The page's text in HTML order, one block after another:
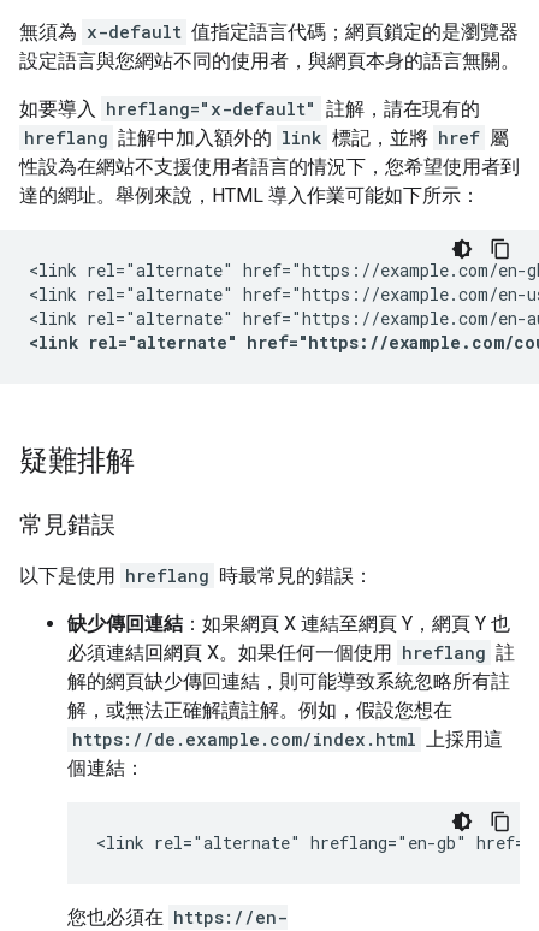
無須為 x-default 值指定語言代碼；網頁鎖定的是瀏覽器
設定語言與您網站不同的使用者，與網頁本身的語言無關。
如要導入 hreflang="x-default" 註解，請在現有的
hreflang 註解中加入額外的 link 標記，並將 href 屬
性設為在網站不支援使用者語言的情況下，您希望使用者到
達的網址。舉例來說，HTML 導入作業可能如下所示：
<link rel="alternate" href="https://example.com/en-
<link rel="alternate" href="https://example.com/en-
<link rel="alternate" href="https://example.com/
疑難排解
常見錯誤
以下是使用 hreflang 時最常見的錯誤：
缺少傳回連結 ：如果網頁 X 連結至網頁 Y，網頁 Y 也
必須連結回網頁 X。如果任何一個使用 hreflang 註
解的網頁缺少傳回連結，則可能導致系統忽略所有註
解，或無法正確解讀註解。例如，假設您想在
https://de.example.com/index.html 上採用這
個連結：
<link rel="alternate" hreflang="en-gb"
您也必須在 https://en-